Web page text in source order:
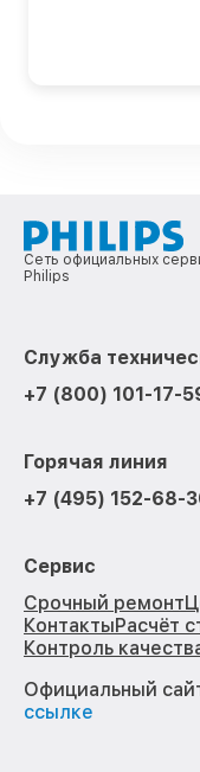
Сеть официальных
Philips
Служба
+7 (800) 101-17-
Горячая линия
+7 (495) 152-68-
Сервис
Срочный ремонт
КонтактыРасчёт
Контроль
Официальный
ссылке